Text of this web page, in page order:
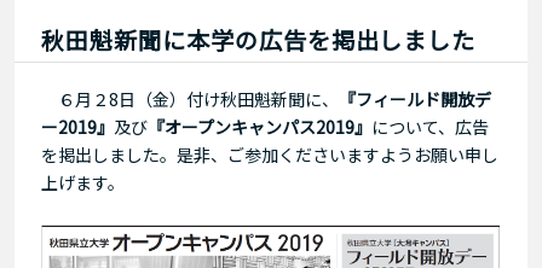
秋田魁新聞に本学の広告を掲出しました
６月２8日（金）付け秋田魁新聞に、
『フィールド開放デ
ー2019』 及び 『オープンキャンパス2019』 について、広告
を掲出しました。是非、ご参加くださいますようお願い申し
上げます。